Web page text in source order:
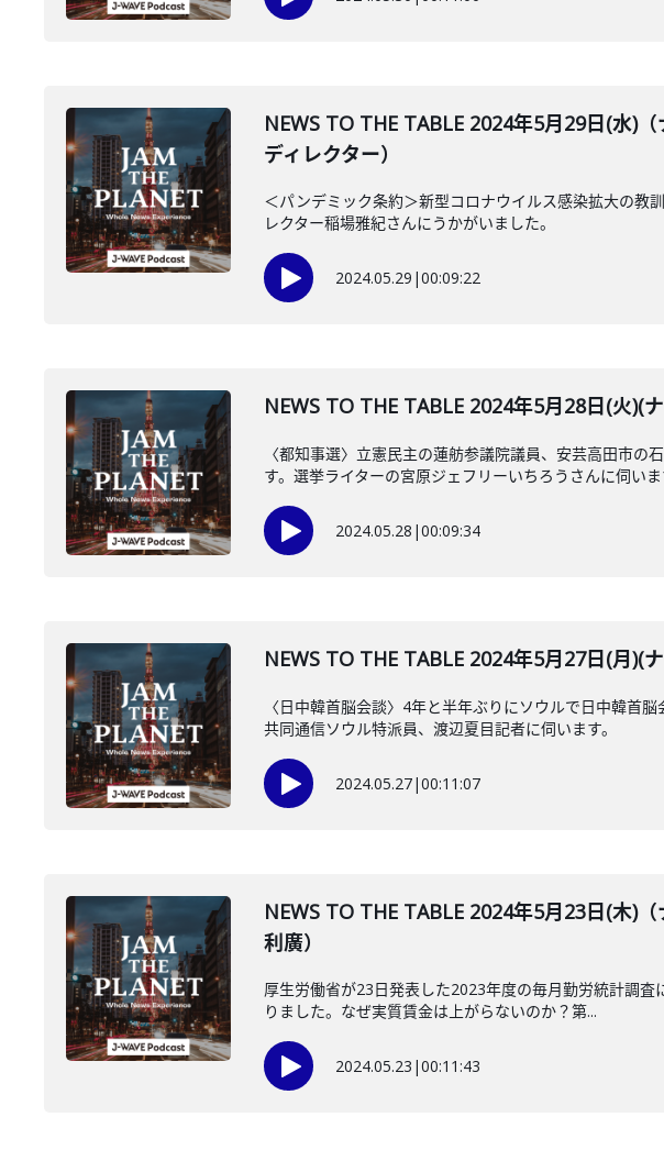
NEWS TO THE TABLE 2024年5月29日(水)
ディレクター）
＜パンデミック条約＞新型コロナウイルス感染拡大の教
レクター稲場雅紀さんにうかがいました。
2024.05.29 |00:09:22
NEWS TO THE TABLE 2024年5月28日(火)(
〈都知事選〉立憲民主の蓮舫参議院議員、安芸高田市
す。選挙ライターの宮原ジェフリーいちろうさんに伺いま
2024.05.28 |00:09:34
NEWS TO THE TABLE 2024年5月27日(月)(
〈日中韓首脳会談〉4年と半年ぶりにソウルで日中韓首
共同通信ソウル特派員、渡辺夏目記者に伺います。
2024.05.27|00:11:07
NEWS TO THE TABLE 2024年5月23日(木)
利廣）
厚生労働省が23日発表した2023年度の毎月勤労統計調
りました。なぜ実質賃金は上がらないのか？第...
2024.05.23 |00:11:43